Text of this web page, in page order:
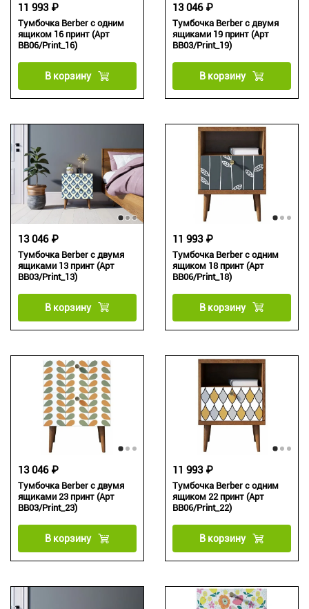
Тумбочка Berber с одним
ящиком 16 принт (Арт
BB06/Print_16)
11 993 ₽
В корзину
Тумбочка Berber с двумя
ящиками 19 принт (Арт
BB03/Print_19)
13 046 ₽
В корзину
Тумбочка Berber с двумя
ящиками 13 принт (Арт
BB03/Print_13)
13 046 ₽
В корзину
Тумбочка Berber с одним
ящиком 18 принт (Арт
BB06/Print_18)
11 993 ₽
В корзину
Тумбочка Berber с двумя
ящиками 23 принт (Арт
BB03/Print_23)
13 046 ₽
В корзину
Тумбочка Berber с одним
ящиком 22 принт (Арт
BB06/Print_22)
11 993 ₽
В корзину